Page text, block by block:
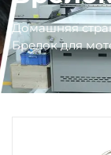
Домашняя
Брелок для